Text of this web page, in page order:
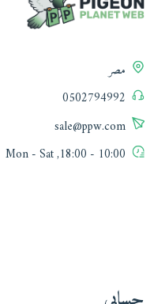
مصر
0502794992
sale@ppw.com
10:00 - 18:00, Mon - Sat